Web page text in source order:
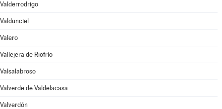
Valderrodrigo
Valdunciel
Valero
Vallejera de Riofrío
Valsalabroso
Valverde de Valdelacasa
Valverdón